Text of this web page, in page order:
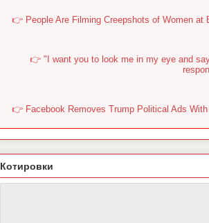
👉 People Are Filming Creepshots of Women at
👉 "I want you to look me in my eye and
👉 Facebook Removes Trump Political Ads
Котировки